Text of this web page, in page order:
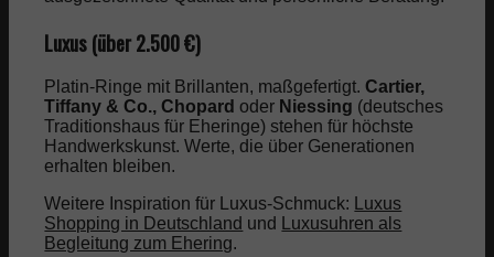
Luxus (über 2.500 €)
Platin-Ringe mit Brillanten, maßgefertigt.Cartier,
Tiffany & Co., Chopard oder Niessing (deutsches
Traditionshaus für Eheringe) stehen für höchste
Handwerkskunst. Werte, die über Generationen
erhalten bleiben.
Weitere Inspiration für Luxus-Schmuck:
Luxus
Shopping in Deutschland und
Luxusuhren als
Begleitung zum Ehering.